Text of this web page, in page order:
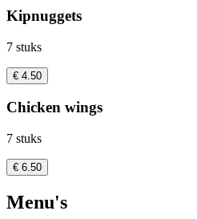
Kipnuggets
7 stuks
€ 4.50
Chicken wings
7 stuks
€ 6.50
Menu's